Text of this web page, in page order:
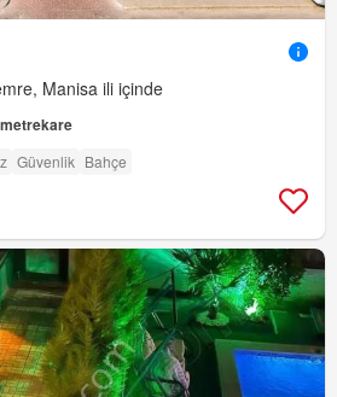
Manisa ili içinde
Güvenlik Bahçe